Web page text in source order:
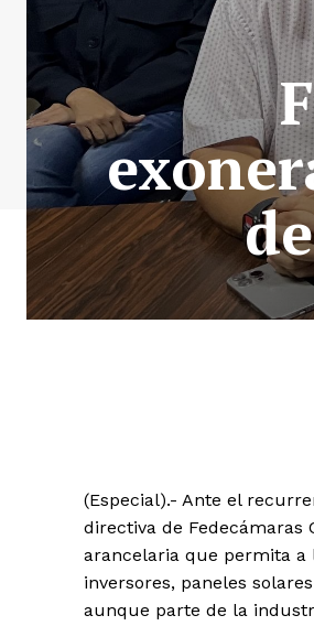
(Especial).- Ante el
directiva de
arancelaria que permita a
inversores, paneles
aunque parte de la